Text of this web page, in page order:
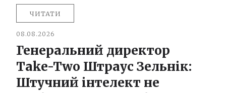
ЧИТАТИ
08.08.2026
Генеральний директор
Take-Two Штраус Зельнік:
Штучний інтелект не